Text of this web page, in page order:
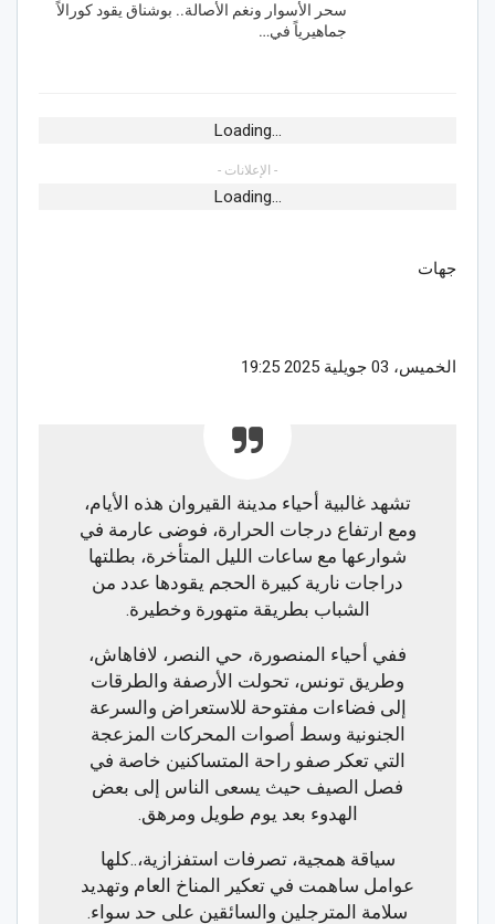
سحر الأسوار ونغم الأصالة.. بوشناق يقود كورالاً
جماهيرياً في…
Loading...
- الإعلانات -
Loading...
جهات
الخميس، 03 جويلية 2025 19:25
تشهد غالبية أحياء مدينة القيروان هذه الأيام،
ومع ارتفاع درجات الحرارة، فوضى عارمة في
شوارعها مع ساعات الليل المتأخرة، بطلتها
دراجات نارية كبيرة الحجم يقودها عدد من
الشباب بطريقة متهورة وخطيرة.
ففي أحياء المنصورة، حي النصر، لافاهاش،
وطريق تونس، تحولت الأرصفة والطرقات
إلى فضاءات مفتوحة للاستعراض والسرعة
الجنونية وسط أصوات المحركات المزعجة
التي تعكر صفو راحة المتساكنين خاصة في
فصل الصيف حيث يسعى الناس إلى بعض
الهدوء بعد يوم طويل ومرهق.
سياقة همجية، تصرفات استفزازية،..كلها
عوامل ساهمت في تعكير المناخ العام وتهديد
سلامة المترجلين والسائقين على حد سواء.